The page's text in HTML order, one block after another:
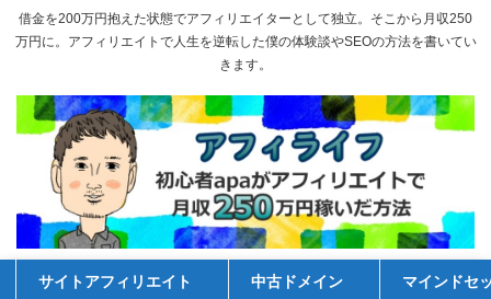
借金を200万円抱えた状態でアフィリエイターとして独立。そこから月収250
万円に。アフィリエイトで人生を逆転した僕の体験談やSEOの方法を書いてい
きます。
サイトアフィリエイト 中古ドメイン マインドセ